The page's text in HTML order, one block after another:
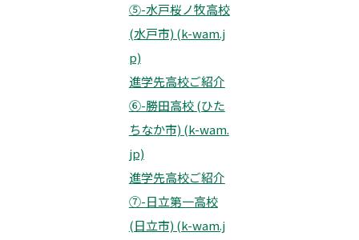
⑤-水戸桜ノ牧高校
(水戸市) (k-wam.j
p)
進学先高校ご紹介
⑥-勝田高校 (ひた
ちなか市) (k-wam.
jp)
進学先高校ご紹介
⑦-日立第一高校
(日立市) (k-wam.j